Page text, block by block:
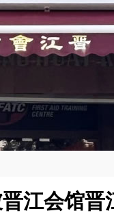
江会馆晋